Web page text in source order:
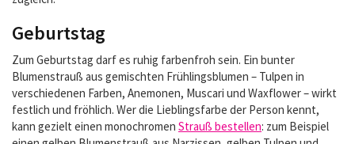
Geburtstag
Zum Geburtstag darf es ruhig farbenfroh sein. Ein bunter
Blumenstrauß aus gemischten Frühlingsblumen – Tulpen in
verschiedenen Farben, Anemonen, Muscari und Waxflower – wirkt
festlich und fröhlich. Wer die Lieblingsfarbe der Person kennt,
kann gezielt einen monochromen Strauß bestellen: zum Beispiel